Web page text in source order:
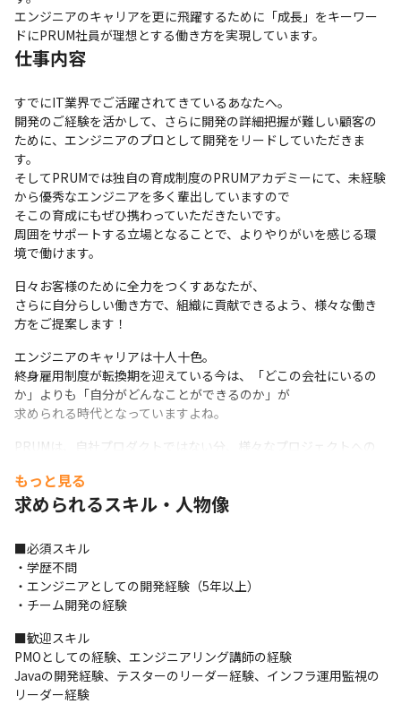
エンジニアのキャリアを更に飛躍するために「成長」をキーワー
ドにPRUM社員が理想とする働き方を実現しています。
仕事内容
すでにIT業界でご活躍されてきているあなたへ。
開発のご経験を活かして、さらに開発の詳細把握が難しい顧客の
ために、エンジニアのプロとして開発をリードしていただきま
す。
そしてPRUMでは独自の育成制度のPRUMアカデミーにて、未経験
から優秀なエンジニアを多く輩出していますので
そこの育成にもぜひ携わっていただきたいです。
周囲をサポートする立場となることで、よりやりがいを感じる環
境で働けます。
日々お客様のために全力をつくすあなたが、
さらに自分らしい働き方で、組織に貢献できるよう、様々な働き
方をご提案します！
エンジニアのキャリアは十人十色。
終身雇用制度が転換期を迎えている今は、「どこの会社にいるの
か」よりも「自分がどんなことができるのか」が
求められる時代となっていますよね。
PRUMは、自社プロダクトではない分、様々なプロジェクトへの
それにより１社で安定した働き方をしながらも、個人の成長とい
うをさらに感じることができる環境です。
もっと見る
求められるスキル・人物像
■必須スキル
・学歴不問
・エンジニアとしての開発経験（5年以上）
・チーム開発の経験
■歓迎スキル
PMOとしての経験、エンジニアリング講師の経験
Javaの開発経験、テスターのリーダー経験、インフラ運用監視の
リーダー経験